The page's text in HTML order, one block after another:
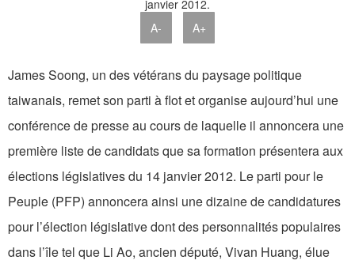
A- A+
James Soong, un des vétérans du paysage politique
taiwanais, remet son parti à flot et organise aujourd’hui une
conférence de presse au cours de laquelle il annoncera une
première liste de candidats que sa formation présentera aux
élections législatives du 14 janvier 2012. Le parti pour le
Peuple (PFP) annoncera ainsi une dizaine de candidatures
pour l’élection législative dont des personnalités populaires
dans l’île tel que Li Ao, ancien député, Vivan Huang, élue